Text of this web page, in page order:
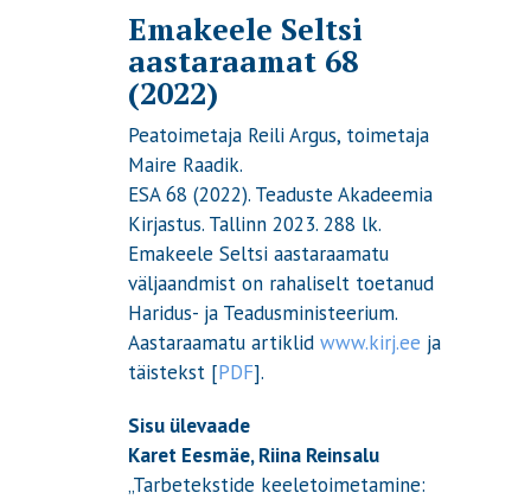
Emakeele Seltsi
aastaraamat 68
(2022)
Peatoimetaja Reili Argus, toimetaja
Maire Raadik.
ESA 68 (2022). Teaduste Akadeemia
Kirjastus. Tallinn 2023. 288 lk.
Emakeele Seltsi aastaraamatu
väljaandmist on rahaliselt toetanud
Haridus- ja Teadusministeerium.
Aastaraamatu artiklid www.kirj.ee ja
täistekst [PDF].
Sisu ülevaade
Karet Eesmäe, Riina Reinsalu
„Tarbetekstide keeletoimetamine: